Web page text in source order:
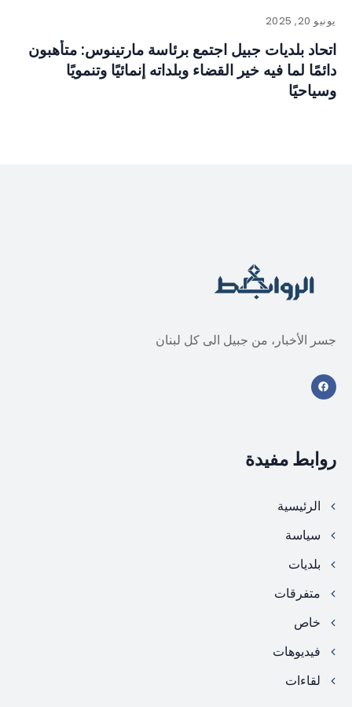
يونيو 20, 2025
اتحاد بلديات جبيل اجتمع برئاسة مارتينوس: متأهبون
دائمًا لما فيه خير القضاء وبلداته إنمائيًا وتنمويًا
وسياحيًا
جسر الأخبار، من جبيل الى كل لبنان
روابط مفيدة
الرئيسية
سياسة
بلديات
متفرقات
خاص
فيديوهات
لقاءات